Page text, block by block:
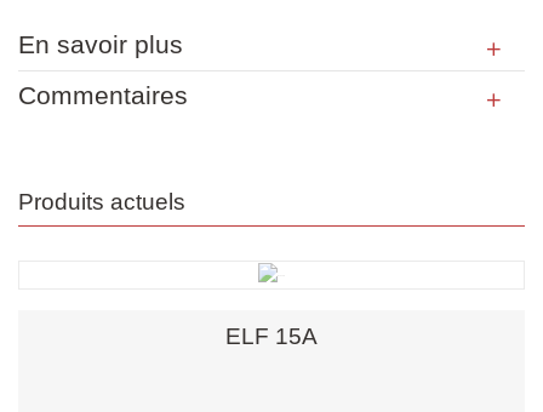
En savoir plus
Commentaires
Produits actuels
ELF 15A